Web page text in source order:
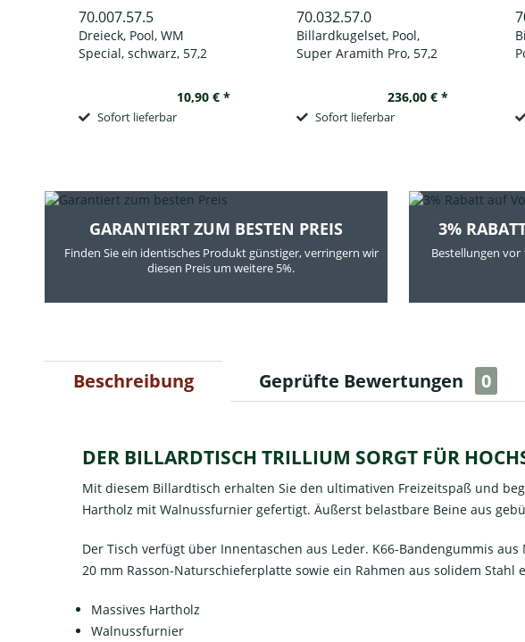
70.007.57.5
Dreieck, Pool, WM
Special, schwarz, 57,2
10,90 € *
Sofort lieferbar
70.032.57.0
Billardkugelset, Pool,
Super Aramith Pro, 57,2
236,00 € *
Sofort lieferbar
GARANTIERT ZUM BESTEN PREIS
Finden Sie ein identisches Produkt günstiger, verringern wir
diesen Preis um weitere 5%.
3%
Bestellungen vor
Beschreibung Geprüfte Bewertungen 0
DER BILLARDTISCH TRILLIUM SORGT FÜR
Mit diesem Billardtisch erhalten Sie den ultimativen Freizeitspaß und
Hartholz mit Walnussfurnier gefertigt. Äußerst belastbare Beine aus
Der Tisch verfügt über Innentaschen aus Leder. K66-Bandengummis
20 mm Rasson-Naturschieferplatte sowie ein Rahmen aus solidem Stahl
Massives Hartholz
Walnussfurnier